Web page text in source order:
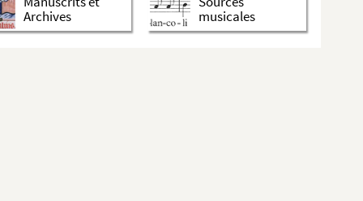
Archives
musicales